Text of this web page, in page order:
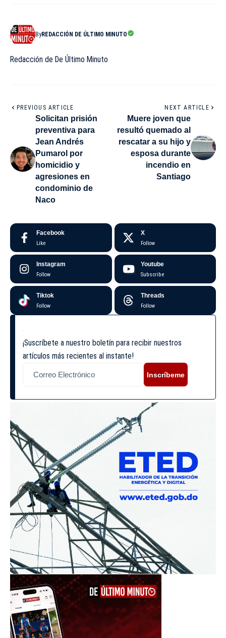
ByREDACCIÓN DE ÚLTIMO MINUTO
Redacción de De Último Minuto
PREVIOUS ARTICLE
Solicitan prisión
preventiva para
Jean Andrés
Pumarol por
homicidio y
agresiones en
condominio de
Naco
NEXT ARTICLE
Muere joven que
resultó quemado al
rescatar a su hijo y
esposa durante
incendio en
Santiago
Facebook
Like
X
Follow
Instagram
Follow
Youtube
Subscribe
Tiktok
Follow
Threads
Follow
¡Suscríbete a nuestro boletín para recibir nuestros
artículos más recientes al instante!
Inscríbeme